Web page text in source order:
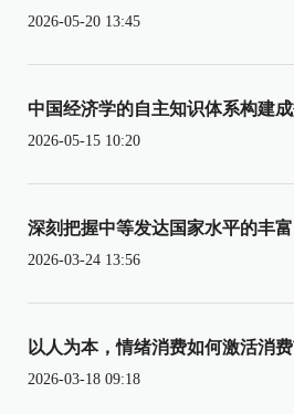
2026-05-20 13:45
中国经济学的自主知识体系构建
2026-05-15 10:20
深刻把握中等发达国家水平的丰
2026-03-24 13:56
以人为本，情绪消费如何激活消
2026-03-18 09:18